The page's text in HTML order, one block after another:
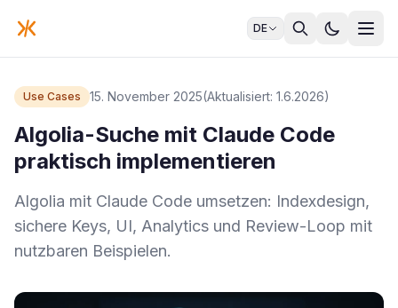
DE
Use Cases 15. November 2025(Aktualisiert: 1.6.2026)
Algolia-Suche mit Claude Code
praktisch implementieren
Algolia mit Claude Code umsetzen: Indexdesign,
sichere Keys, UI, Analytics und Review-Loop mit
nutzbaren Beispielen.